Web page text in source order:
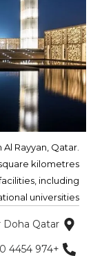
Rayyan, Qatar.
kilometres
including
universities.
Doha Qatar
+974 4454 0000